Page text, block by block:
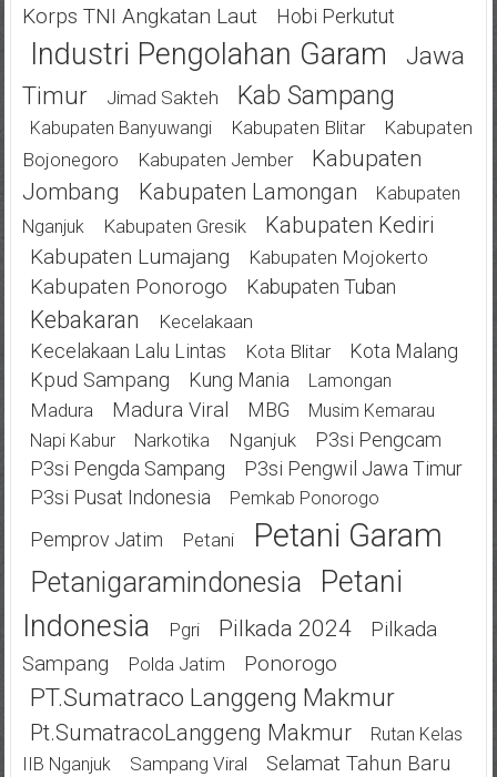
Korps TNI Angkatan Laut Hobi Perkutut
Industri Pengolahan Garam
Jawa
Timur
Jimad Sakteh Kab Sampang
Kabupaten Banyuwangi Kabupaten Blitar
Kabupaten
Bojonegoro
Kabupaten Jember
Kabupaten
Jombang
Kabupaten Lamongan
Kabupaten
Nganjuk
Kabupaten Gresik Kabupaten Kediri
Kabupaten Lumajang Kabupaten Mojokerto
Kabupaten Ponorogo Kabupaten Tuban
Kebakaran Kecelakaan
Kecelakaan Lalu Lintas Kota Blitar Kota Malang
Kpud Sampang Kung Mania Lamongan
Madura Madura Viral MBG
Musim Kemarau
Napi Kabur
Narkotika Nganjuk
P3si Pengcam
P3si Pengda Sampang
P3si Pengwil Jawa Timur
P3si Pusat Indonesia
Pemkab Ponorogo
Pemprov Jatim Petani Petani Garam
Petanigaramindonesia
Petani
Indonesia
Pgri Pilkada 2024
Pilkada
Sampang
Polda Jatim Ponorogo
PT.Sumatraco Langgeng Makmur
Pt.SumatracoLanggeng Makmur
Rutan Kelas
IIB Nganjuk
Sampang Viral
Selamat Tahun Baru